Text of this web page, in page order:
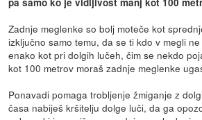
pa samo ko je vidljivost manj kot 100
Zadnje meglenke so bolj moteče kot
izključno samo temu, da se ti kdo v megli
enako kot pri dolgih lučeh, čim se nekdo
kot 100 metrov moraš zadnje meglenke
Ponavadi pomaga trobljenje žmiganje z
časa nabiješ kršitelju dolge luči, da ga